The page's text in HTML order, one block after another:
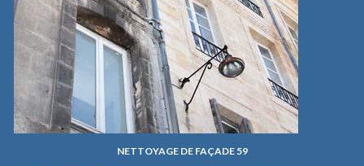
NETTOYAGE DE FAÇADE 59